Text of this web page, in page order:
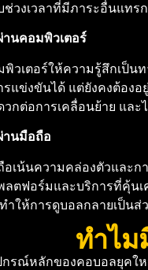
วงเวลาที่มีภาระอื่นแทร
นคอมพิวเตอร์
วเตอร์ให้ความรู้สึกเป็น
แข่งขันได้ แต่ยังคงต้องอ
กต่อการเคลื่อนย้าย และ
านมือถือ
เน้นความคล่องตัวและก
ลตฟอร์มและบริการที่คุ้น
ำให้การดูบอลกลายเป็น
ทำไ
รณ์หลักของคอบอลยุคใ